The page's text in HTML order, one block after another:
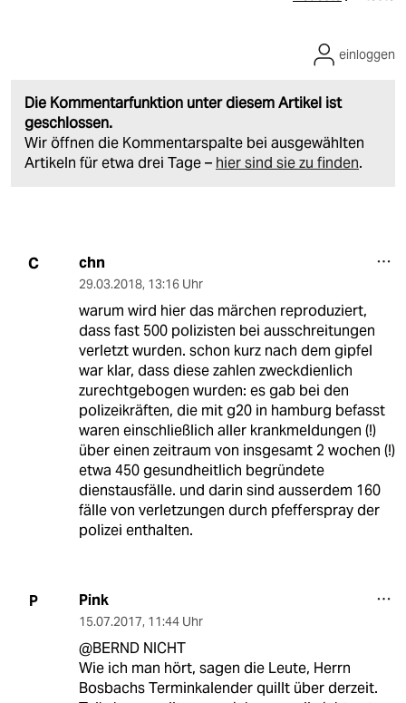
Die Kommentarfunktion unter diesem Artikel ist
geschlossen.
Wir öffnen die Kommentarspalte bei ausgewählten
Artikeln für etwa drei Tage – hier sind sie zu finden.
einloggen
C chn
29.03.2018, 13:16 Uhr
warum wird hier das märchen reproduziert,
dass fast 500 polizisten bei ausschreitungen
verletzt wurden. schon kurz nach dem gipfel
war klar, dass diese zahlen zweckdienlich
zurechtgebogen wurden: es gab bei den
polizeikräften, die mit g20 in hamburg befasst
waren einschließlich aller krankmeldungen (!)
über einen zeitraum von insgesamt 2 wochen (!)
etwa 450 gesundheitlich begründete
dienstausfälle. und darin sind ausserdem 160
fälle von verletzungen durch pfefferspray der
polizei enthalten.
P Pink
15.07.2017, 11:44 Uhr
@BERND NICHT
Wie ich man hört, sagen die Leute, Herrn
Bosbachs Terminkalender quillt über derzeit.